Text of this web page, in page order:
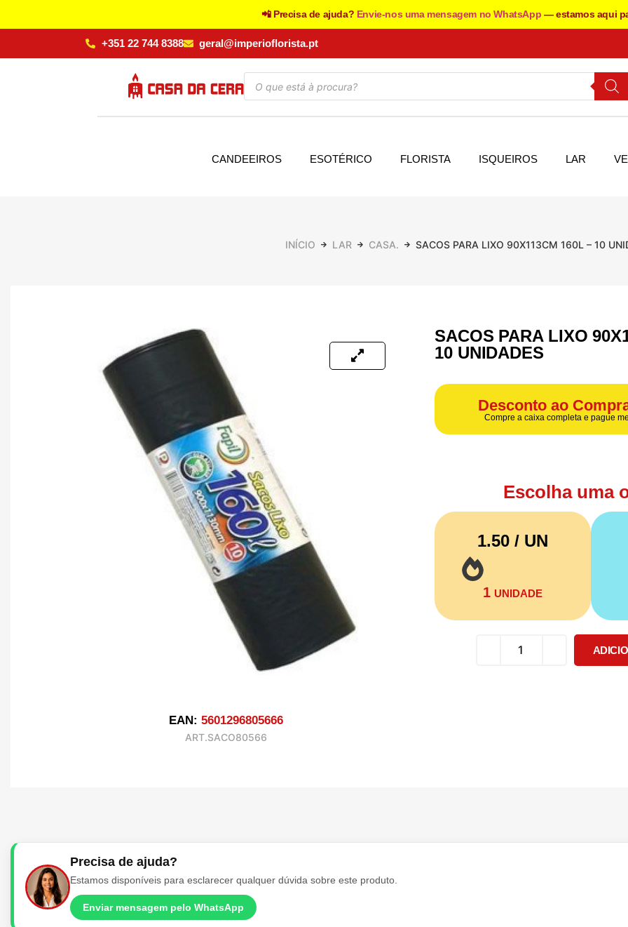
📲 Precisa de ajuda? Envie-nos uma mensagem no WhatsApp — estamos aqui
+351 22 744 8388 geral@imperioflorista.pt
CANDEEIROS ESOTÉRICO FLORISTA ISQUEIROS LAR
INÍCIO LAR CASA. SACOS PARA LIXO 90X113CM 160L – 10
EAN: 5601296805666
ART.SACO80566
SACOS PARA LIXO
10 UNIDADES
Desconto ao
Compre a caixa completa e pague
Escolha uma
1.50 / UN
1 UNIDADE
Precisa de ajuda?
Estamos disponíveis para esclarecer qualquer dúvida sobre este produto.
Enviar mensagem pelo WhatsApp